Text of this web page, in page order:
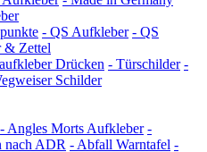
- QS Aufkleber - QS
& Zettel
Drücken - Türschilder -
Schilder
- Angles Morts Aufkleber -
nach ADR - Abfall Warntafel -